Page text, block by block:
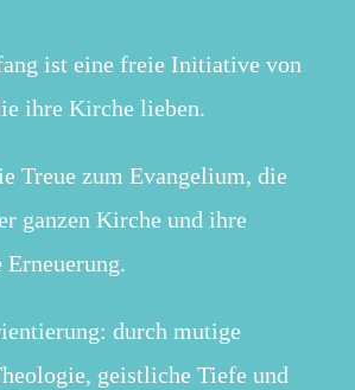
ist eine freie Initiative von
ihre Kirche lieben.
Treue zum Evangelium, die
ganzen Kirche und ihre
durch mutige
geistliche Tiefe und